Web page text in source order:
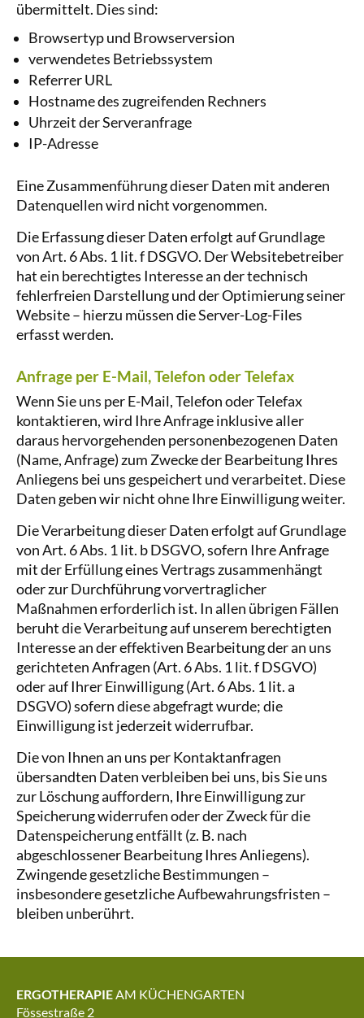
übermittelt. Dies sind:
Browsertyp und Browserversion
verwendetes Betriebssystem
Referrer URL
Hostname des zugreifenden Rechners
Uhrzeit der Serveranfrage
IP-Adresse
Eine Zusammenführung dieser Daten mit anderen
Datenquellen wird nicht vorgenommen.
Die Erfassung dieser Daten erfolgt auf Grundlage
von Art. 6 Abs. 1 lit. f DSGVO. Der Websitebetreiber
hat ein berechtigtes Interesse an der technisch
fehlerfreien Darstellung und der Optimierung seiner
Website – hierzu müssen die Server-Log-Files
erfasst werden.
Anfrage per E-Mail, Telefon oder Telefax
Wenn Sie uns per E-Mail, Telefon oder Telefax
kontaktieren, wird Ihre Anfrage inklusive aller
daraus hervorgehenden personenbezogenen Daten
(Name, Anfrage) zum Zwecke der Bearbeitung Ihres
Anliegens bei uns gespeichert und verarbeitet. Diese
Daten geben wir nicht ohne Ihre Einwilligung weiter.
Die Verarbeitung dieser Daten erfolgt auf Grundlage
von Art. 6 Abs. 1 lit. b DSGVO, sofern Ihre Anfrage
mit der Erfüllung eines Vertrags zusammenhängt
oder zur Durchführung vorvertraglicher
Maßnahmen erforderlich ist. In allen übrigen Fällen
beruht die Verarbeitung auf unserem berechtigten
Interesse an der effektiven Bearbeitung der an uns
gerichteten Anfragen (Art. 6 Abs. 1 lit. f DSGVO)
oder auf Ihrer Einwilligung (Art. 6 Abs. 1 lit. a
DSGVO) sofern diese abgefragt wurde; die
Einwilligung ist jederzeit widerrufbar.
Die von Ihnen an uns per Kontaktanfragen
übersandten Daten verbleiben bei uns, bis Sie uns
zur Löschung auffordern, Ihre Einwilligung zur
Speicherung widerrufen oder der Zweck für die
Datenspeicherung entfällt (z. B. nach
abgeschlossener Bearbeitung Ihres Anliegens).
Zwingende gesetzliche Bestimmungen –
insbesondere gesetzliche Aufbewahrungsfristen –
bleiben unberührt.
ERGOTHERAPIE AM KÜCHENGARTEN
Fössestraße 2